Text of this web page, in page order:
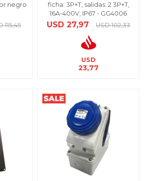
negro
115,45
ficha: 3P+T, salidas: 2 3P+T,
16A-400V, IP67 - GG4006
USD 27,97 USD 102,33
USD
23,77